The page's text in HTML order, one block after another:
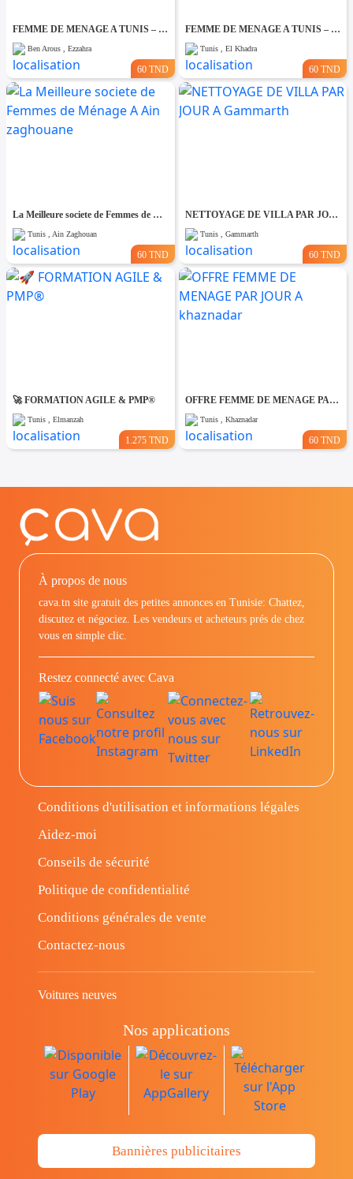
FEMME DE MENAGE A TUNIS – PAR JOUR A Ezzahra
Ben Arous , Ezzahra
60 TND
FEMME DE MENAGE A TUNIS – PAR JOUR A El khadhra
Tunis , El Khadra
60 TND
La Meilleure societe de Femmes de Ménage A Ain zaghouane
Tunis , Ain Zaghouan
60 TND
NETTOYAGE DE VILLA PAR JOUR A Gammarth
Tunis , Gammarth
60 TND
🚀 FORMATION AGILE & PMP®
Tunis , Elmanzah
1.275 TND
OFFRE FEMME DE MENAGE PAR JOUR A khaznadar
Tunis , Khaznadar
60 TND
À propos de nous
cava.tn site gratuit des petites annonces en Tunisie: Chattez,
discutez et négociez. Les vendeurs et acheteurs prés de chez
vous en simple clic.
Restez connecté avec Cava
Conditions d'utilisation et informations légales
Aidez-moi
Conseils de sécurité
Politique de confidentialité
Conditions générales de vente
Contactez-nous
Voitures neuves
Nos applications
Bannières publicitaires